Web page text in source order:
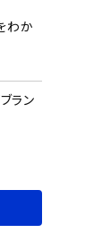
わか
ラン